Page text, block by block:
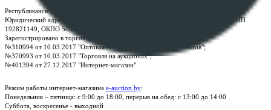
Республиканское унитарное предприятие по оказанию услуг "БелЮрОбеспечение"
Юридический адрес: г. Минск, пр-т. Дзержинского, 1Б, e-mail:
, УНП
192821149, ОКПО 500111895000
Зарегистрировано в торговом реестре Республики Беларусь:
№310994 от 10.03.2017 "Оптовая торговля без торговых объектов";
№370993 от 10.03.2017 "Торговля на аукционах";
№401394 от 27.12.2017 "Интернет-магазин".
Режим работы интернет-магазина e-auction.by:
Понедельник – пятница: с 9:00 до 18:00, перерыв на обед: с 13:00 до 14:00
Суббота, воскресенье - выходной